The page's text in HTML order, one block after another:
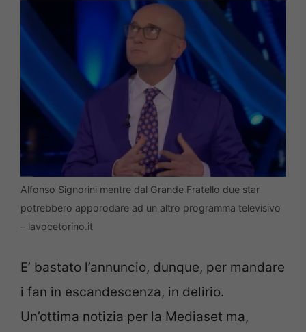
Alfonso Signorini mentre dal Grande Fratello due star
potrebbero apporodare ad un altro programma televisivo
– lavocetorino.it
E’ bastato l’annuncio, dunque, per mandare
i fan in escandescenza, in delirio.
Un’ottima notizia per la Mediaset ma,